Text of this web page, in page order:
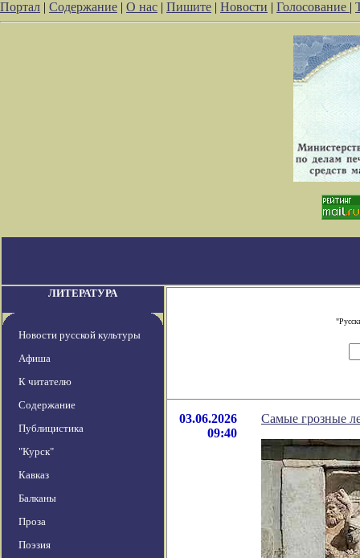
Портал | Содержание | О нас | Пишите | Новости | Голосование |
ЛИТЕРАТУРА
Новости русской культуры
Афиша
К читателю
Содержание
Публицистика
"Курск"
Кавказ
Балканы
Проза
Поэзия
03.06.2026
09:40
Самые грозные